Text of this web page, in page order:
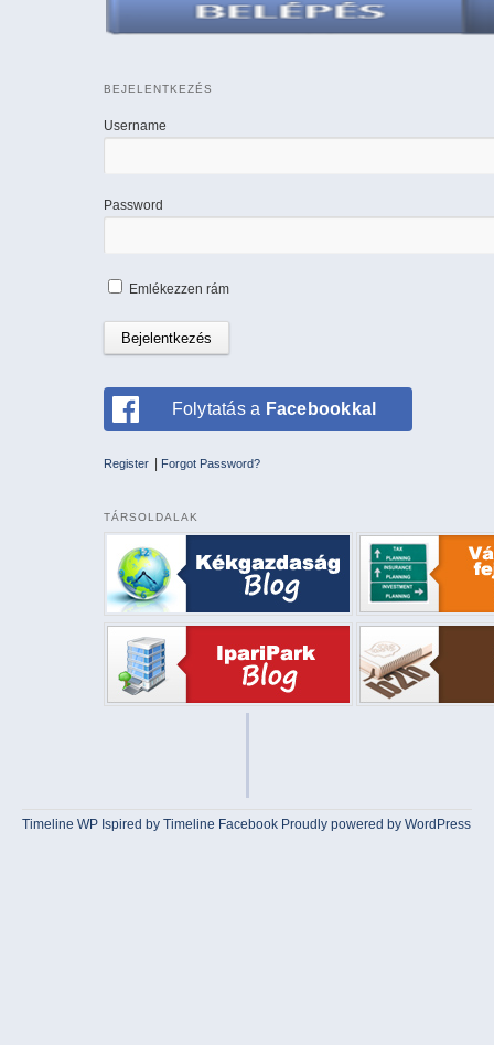
BEJELENTKEZÉS
Username
Password
Emlékezzen rám
Folytatás a Facebookkal
Register Forgot Password?
TÁRSOLDALAK
Timeline WP Ispired byTimeline Facebook Proudly powered by WordPress